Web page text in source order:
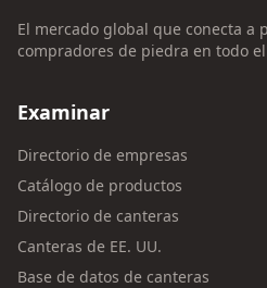
El mercado global que conecta a
compradores de piedra en todo
Examinar
Directorio de empresas
Catálogo de productos
Directorio de canteras
Canteras de EE. UU.
Base de datos de canteras